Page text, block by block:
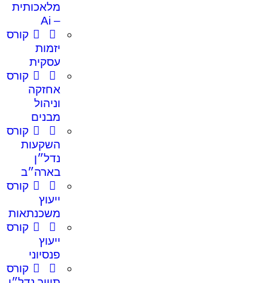
מלאכותית
– Ai
קורס
יזמות
עסקית
קורס
אחזקה
וניהול
מבנים
קורס
השקעות
נדל״ן
בארה״ב
קורס
ייעוץ
משכנתאות
קורס
ייעוץ
פנסיוני
קורס